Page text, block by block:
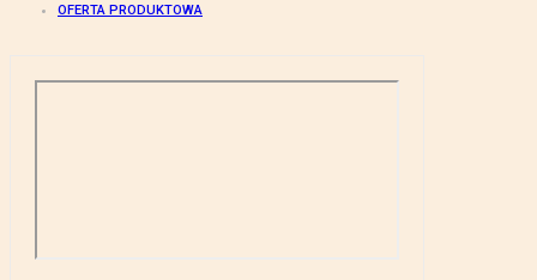
OFERTA PRODUKTOWA